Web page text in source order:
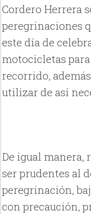
Cordero Herrera
peregrinaciones
este día de
motocicletas
recorrido,
utilizar de así
De igual manera,
ser prudentes al
peregrinación,
con precaución,